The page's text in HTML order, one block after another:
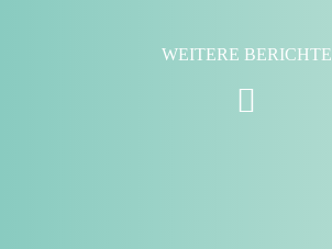
WEITERE BERICHTE